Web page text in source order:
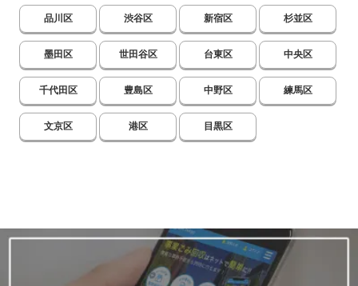
品川区 渋谷区 新宿区 杉並区
墨田区 世田谷区 台東区 中央区
千代田区 豊島区 中野区 練馬区
文京区 港区 目黒区